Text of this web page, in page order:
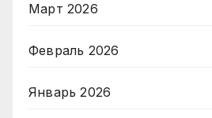
Март 2026
Февраль 2026
Январь 2026